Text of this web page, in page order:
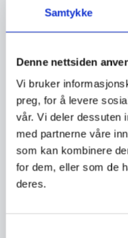
Samtykke
Denne nettsiden
Vi bruker
preg, for å levere
vår. Vi deler dessuten
med partnerne våre
som kan kombinere
for dem, eller som de
deres.
skrive at
gjør det. Vanlige
variant: